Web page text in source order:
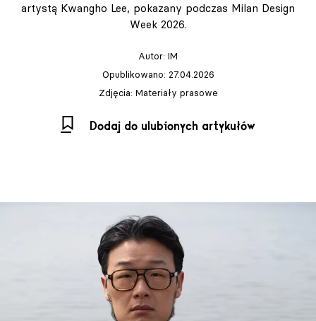
artystą Kwangho Lee, pokazany podczas Milan Design
Week 2026.
Autor: IM
Opublikowano: 27.04.2026
Zdjęcia: Materiały prasowe
Dodaj do ulubionych artykułów